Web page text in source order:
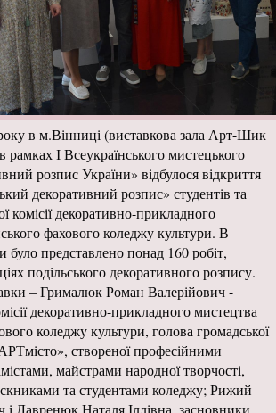
в м.Вінниці (виставкова зала Арт-Шик
рамках І Всеукраїнського мистецького
розпис України» відбулося відкриття
декоративний розпис» студентів та
комісії декоративно-прикладного
фахового коледжу культури. В
було представлено понад 160 робіт,
подільського декоративного розпису.
– Грималюк Роман Валерійович -
декоративно-прикладного мистецтва
коледжу культури, голова громадської
створеної професійними
майстрами народної творчості,
та студентами коледжу; Рижий